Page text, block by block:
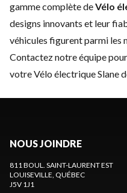
gamme complète deVélo
designs innovants et leur
véhicules figurent parmi les
Contactez notre équipe
votre Vélo électrique Slane
NOUS JOINDRE
811 BOUL. SAINT-LAURENT EST
LOUISEVILLE, QUÉBEC
J5V 1J1